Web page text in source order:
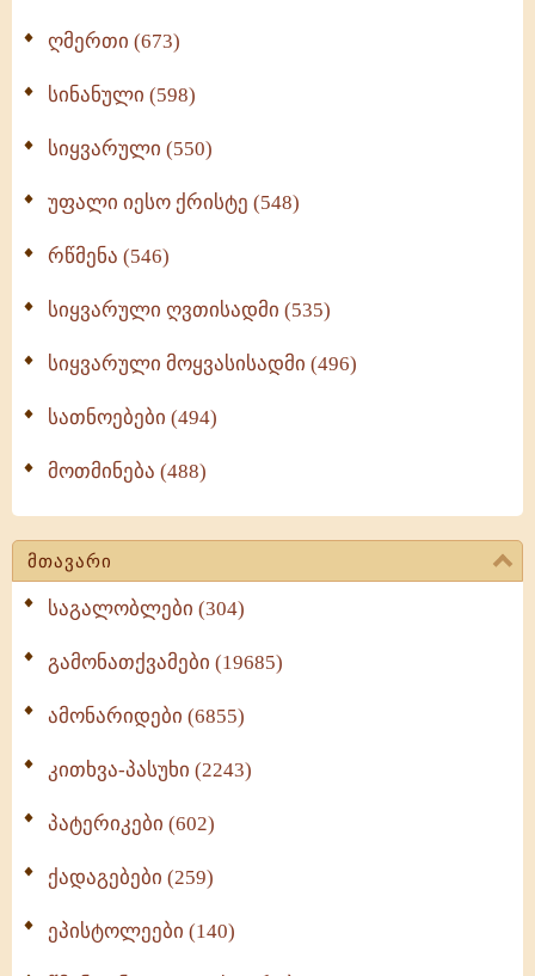
ღმერთი (673)
სინანული (598)
სიყვარული (550)
უფალი იესო ქრისტე (548)
რწმენა (546)
სიყვარული ღვთისადმი (535)
სიყვარული მოყვასისადმი (496)
სათნოებები (494)
მოთმინება (488)
მთავარი
საგალობლები (304)
გამონათქვამები (19685)
ამონარიდები (6855)
კითხვა-პასუხი (2243)
პატერიკები (602)
ქადაგებები (259)
ეპისტოლეები (140)